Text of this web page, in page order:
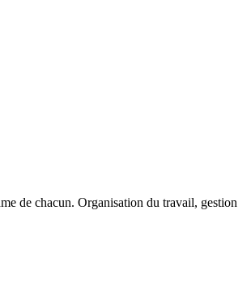
de chacun. Organisation du travail, gestion